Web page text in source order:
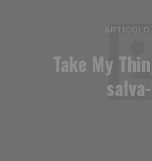
ARTICOLO
Take My